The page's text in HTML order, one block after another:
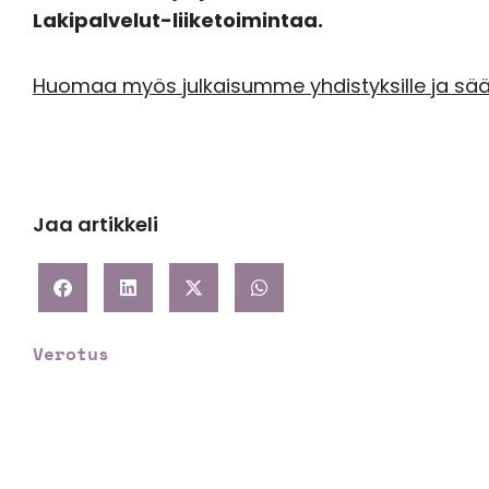
Lakipalvelut-liiketoimintaa.
Huomaa myös julkaisumme yhdistyksille ja
Jaa artikkeli
Verotus